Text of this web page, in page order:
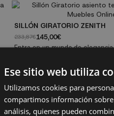
funcional que no sacrifica la
Característicass generales:...
SILLÓN GIRATORIO ZENITH
233,87€145,00€
Entra en un mundo de
estilo, funcionalidad y
sillón se convierte en el centro
con un tapizado de alta calidad
Sillón Giratorio...
en stock, envío en 1-2 días
SILLON VIENA MOSTAZA
Ese sitio web utiliza
Utilizamos cookies para
compartimos información
análisis, quienes pueden